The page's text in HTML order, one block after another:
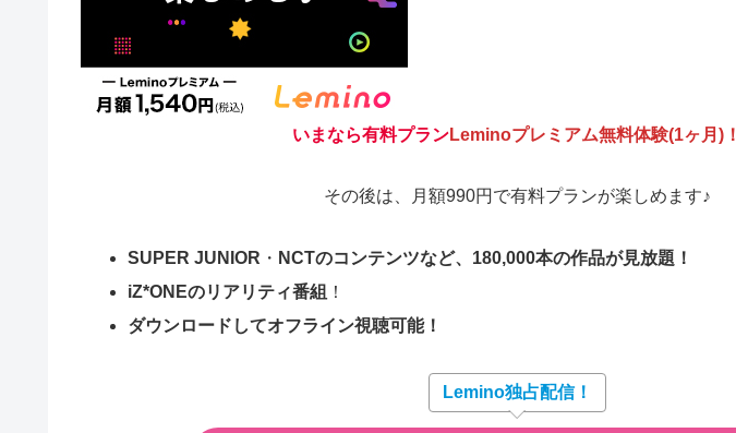
いまなら有料プランLeminoプレミアム無料体験(1ヶ月)！
その後は、月額990円で有料プランが楽しめます♪
SUPER JUNIOR ・ NCTのコンテンツなど、180,000本の作品が見放題！
iZ*ONEのリアリティ番組 ！
ダウンロードしてオフライン視聴可能！
Lemino独占配信！